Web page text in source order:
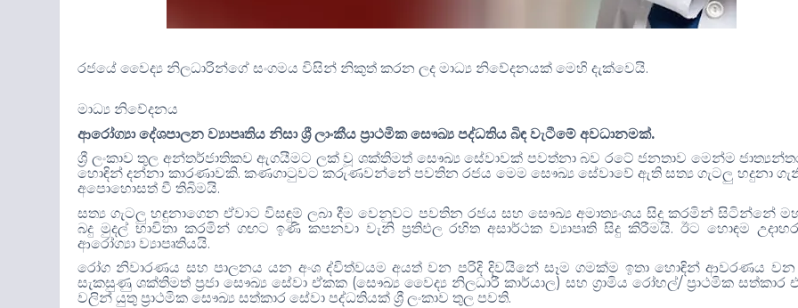
රජයේ වෛද්‍ය නිලධාරින්ගේ සංගමය විසින් නිකුත් කරන ලද මාධ්‍ය නිවේදනයක් මෙහි දැක්වෙයි.
මාධ්‍ය නිවේදනය
ආරෝග්‍යා දේශපාලන ව්‍යාපෘතිය නිසා ශ්‍රී ලාංකීය ප්‍රාථමික සෞඛ්‍ය පද්ධතිය බිඳවැටීමේ අවධානමක්.
ශ්‍රී ලංකාව තුල අන්තර්ජාතිකව ඇග‍යීමට ලක් වූ ශක්තිමත් සෞඛ්‍ය සේවාවක් පවත්නා බව රටේ ජනතාව මෙන්ම
හොඳන් දන්නා කාරණාවකි. කණගාටුවට කරුණවන්නේ පවතින රජය මෙම සෞඛ්‍ය සේවාවේ ඇති සත්‍ය ගැටලු හදුනා
අපොහොසත් වී තිබිමයි.
සත්‍ය ගැටලු හඳුනාගෙන ඒවාට විසඳුම් ලබා දීම වෙනුවට පවතින රජය සහ සෞඛ්‍ය අමාත්‍යංශය සිදු කරමින් සිටින්නේ
බදු මුදල් භාවිතා කරමින් ගඟට ඉණි කපනවා වැනි ප්‍රතිඵල රහිත අසාර්ථක ව්‍යාපෘති සිදු කිරීමයි. ඊට හොඳම
ආරෝග්‍යා ව්‍යාපෘතියයි.
රෝග නිවාරණය සහ පාලනය යන අංශ ද්විත්වයම අයත් වන පරිදි දිවයිනේ සෑම ගමක්ම ඉතා හොඳින් ආවරණය වන
සැකසුණු ශක්තිමත් ප්‍රජා සෞඛ්‍ය සේවා ඒකක (සෞඛ්‍ය වෛද්‍ය නිලධාරී කාර්යාල) සහ ග්‍රාමිය රෝහල්/ ප්‍රාථමික සත්කාර
වලින් යුතු ප්‍රාථමික සෞඛ්‍ය සත්කාර සේවා පද්ධතියක් ශ්‍රී ලංකාව තුල පවති.